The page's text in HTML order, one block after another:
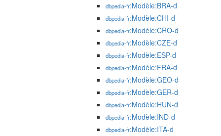
dbpedia-fr:Modèle:BRA-d
dbpedia-fr:Modèle:CHI-d
dbpedia-fr:Modèle:CRO-d
dbpedia-fr:Modèle:CZE-d
dbpedia-fr:Modèle:ESP-d
dbpedia-fr:Modèle:FRA-d
dbpedia-fr:Modèle:GEO-d
dbpedia-fr:Modèle:GER-d
dbpedia-fr:Modèle:HUN-d
dbpedia-fr:Modèle:IND-d
dbpedia-fr:Modèle:ITA-d